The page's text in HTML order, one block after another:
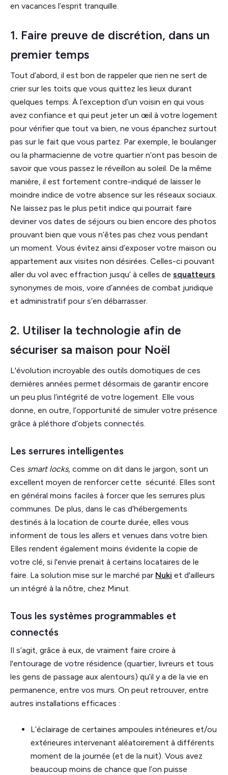
en vacances l’esprit tranquille.
1. Faire preuve de discrétion, dans un
premier temps
Tout d’abord, il est bon de rappeler que rien ne sert de
crier sur les toits que vous quittez les lieux durant
quelques temps. À l’exception d’un voisin en qui vous
avez confiance et qui peut jeter un œil à votre logement
pour vérifier que tout va bien, ne vous épanchez surtout
pas sur le fait que vous partez. Par exemple, le boulanger
ou la pharmacienne de votre quartier n’ont pas besoin de
savoir que vous passez le réveillon au soleil. De la même
manière, il est fortement contre-indiqué de laisser le
moindre indice de votre absence sur les réseaux sociaux.
Ne laissez pas le plus petit indice qui pourrait faire
deviner vos dates de séjours ou bien encore des photos
prouvant bien que vous n’êtes pas chez vous pendant
un moment. Vous évitez ainsi d’exposer votre maison ou
appartement aux visites non désirées. Celles-ci pouvant
aller du vol avec effraction jusqu’ à celles de squatteurs
synonymes de mois, voire d’années de combat juridique
et administratif pour s’en débarrasser.
2. Utiliser la technologie afin de
sécuriser sa maison pour Noël
L'évolution incroyable des outils domotiques de ces
dernières années permet désormais de garantir encore
un peu plus l’intégrité de votre logement. Elle vous
donne, en outre, l’opportunité de simuler votre présence
grâce à pléthore d’objets connectés.
Les serrures intelligentes
Ces smart locks, comme on dit dans le jargon, sont un
excellent moyen de renforcer cette sécurité. Elles sont
en général moins faciles à forcer que les serrures plus
communes. De plus, dans le cas d’hébergements
destinés à la location de courte durée, elles vous
informent de tous les allers et venues dans votre bien.
Elles rendent également moins évidente la copie de
votre clé, si l'envie prenait à certains locataires de le
faire. La solution mise sur le marché par Nuki et d'ailleurs
un intégré à la nôtre, chez Minut.
Tous les systèmes programmables et
connectés
Il s’agit, grâce à eux, de vraiment faire croire à
l'entourage de votre résidence (quartier, livreurs et tous
les gens de passage aux alentours) qu’il y a de la vie en
permanence, entre vos murs. On peut retrouver, entre
autres installations efficaces :
L’éclairage de certaines ampoules intérieures et/ou
extérieures intervenant aléatoirement à différents
moment de la journée (et de la nuit). Vous avez
beaucoup moins de chance que l’on puisse